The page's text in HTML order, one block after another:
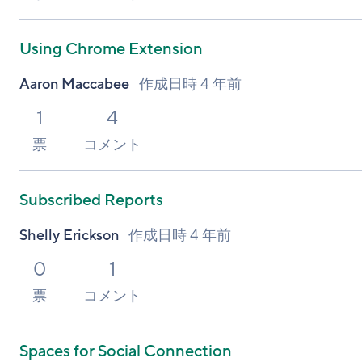
Using Chrome Extension
Aaron Maccabee 作成日時4 年前
1
票
4
コメント
Subscribed Reports
Shelly Erickson 作成日時4 年前
0
票
1
コメント
Spaces for Social Connection